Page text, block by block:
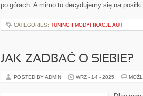
po górach. A mimo to decydujemy się na
CATEGORIES: TUNING I MODYFIKACJE AUT
JAK ZADBAĆ O SIEBIE?
POSTED BY ADMIN WRZ - 14 - 2025